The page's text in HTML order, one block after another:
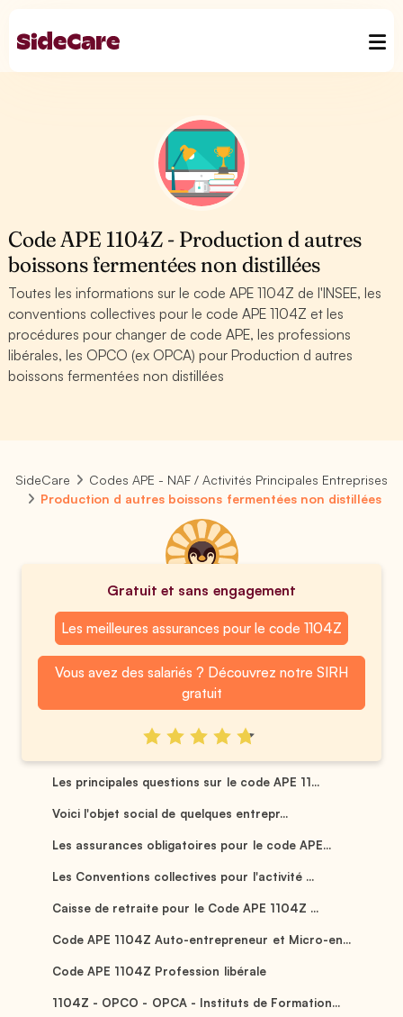
Code APE 1104Z - Production d autres
boissons fermentées non distillées
Toutes les informations sur le code APE 1104Z de l'INSEE, les
conventions collectives pour le code APE 1104Z et les
procédures pour changer de code APE, les professions
libérales, les OPCO (ex OPCA) pour Production d autres
boissons fermentées non distillées
SideCare
Codes APE - NAF / Activités Principales Entreprises
Production d autres boissons fermentées non distillées
Gratuit et sans engagement
Les meilleures assurances pour le code 1104Z
Vous avez des salariés ? Découvrez notre SIRH
gratuit
Les principales questions sur le code APE 11...
Voici l'objet social de quelques entrepr...
Les assurances obligatoires pour le code APE...
Les Conventions collectives pour l'activité ...
Caisse de retraite pour le Code APE 1104Z ...
Code APE 1104Z Auto-entrepreneur et Micro-en...
Code APE 1104Z Profession libérale
1104Z - OPCO - OPCA - Instituts de Formation...